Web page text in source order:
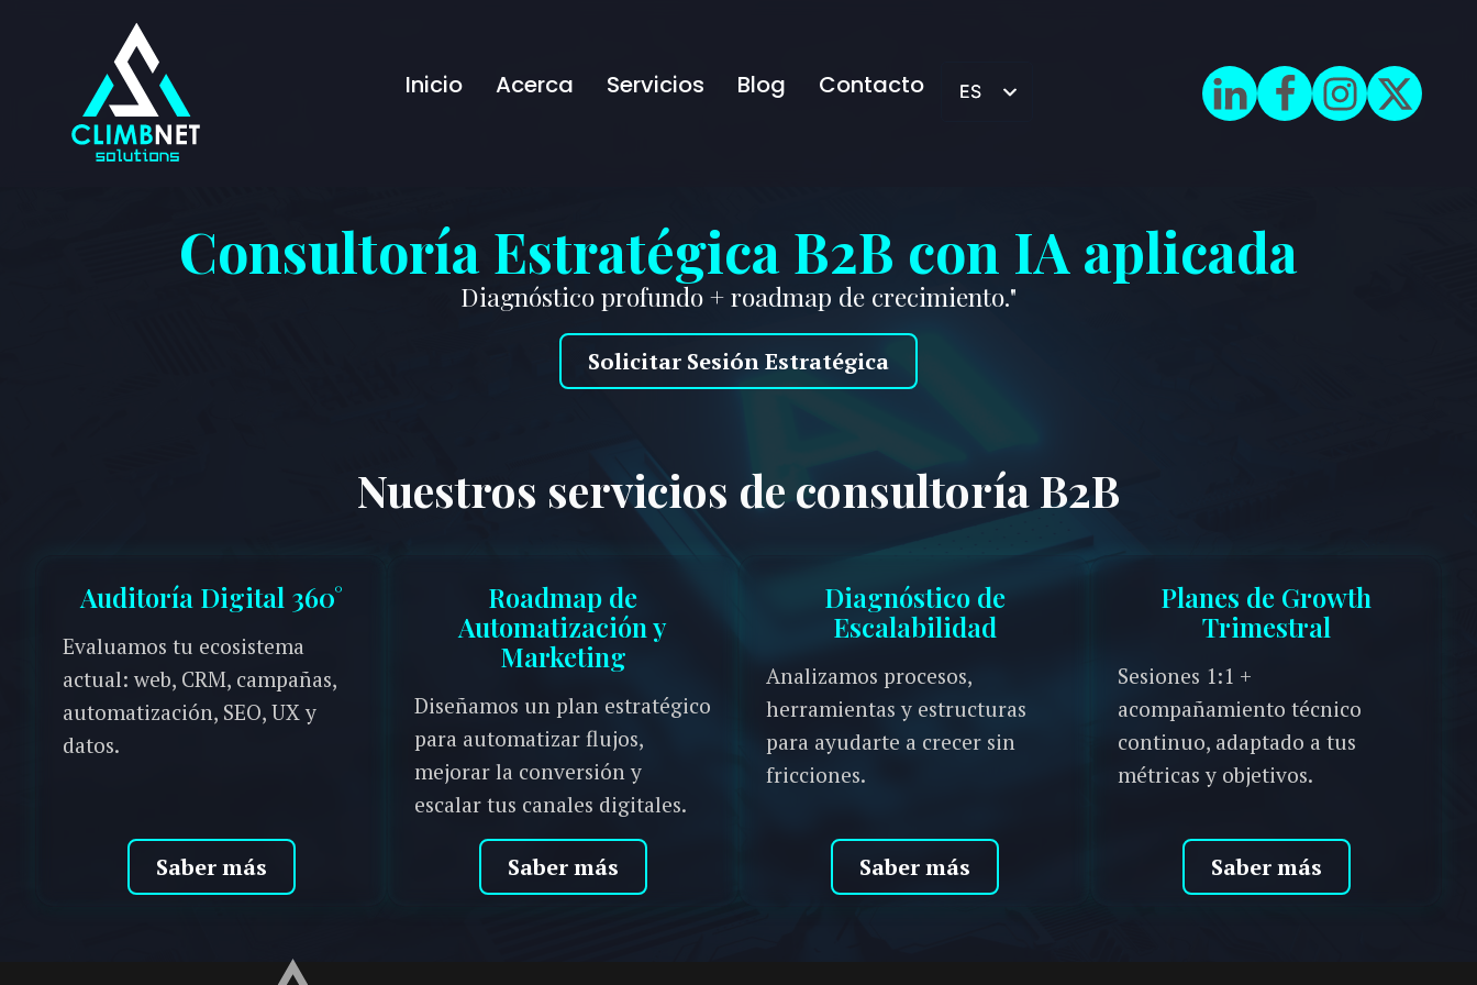
Inicio Acerca Servicios Blog Contacto ES
ES
Consultoría Estratégica B2B con IA aplicada
Diagnóstico profundo + roadmap de crecimiento."
Solicitar Sesión Estratégica
Nuestros servicios de consultoría B2B
Auditoría Digital 360°
Evaluamos tu ecosistema
actual: web, CRM, campañas,
automatización, SEO, UX y
datos.
Saber más
Roadmap de
Automatización y
Marketing
Diseñamos un plan estratégico
para automatizar flujos,
mejorar la conversión y
escalar tus canales digitales.
Saber más
Diagnóstico de
Escalabilidad
Analizamos procesos,
herramientas y estructuras
para ayudarte a crecer sin
fricciones.
Saber más
Planes de Growth
Trimestral
Sesiones 1:1 +
acompañamiento técnico
continuo, adaptado a tus
métricas y objetivos.
Saber más